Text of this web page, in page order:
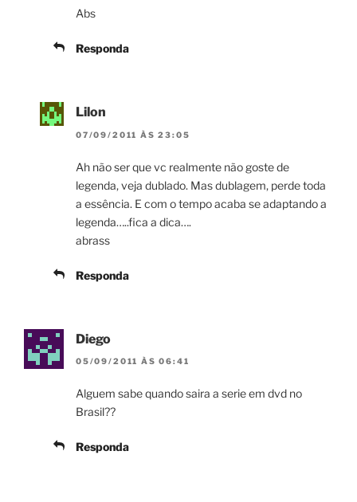
Abs
Responda
Lilon
07/09/2011 ÀS 23:05
Ah não ser que vc realmente não goste de
legenda, veja dublado. Mas dublagem, perde toda
a essência. E com o tempo acaba se adaptando a
legenda…..fica a dica….
abrass
Responda
Diego
05/09/2011 ÀS 06:41
Alguem sabe quando saira a serie em dvd no
Brasil??
Responda